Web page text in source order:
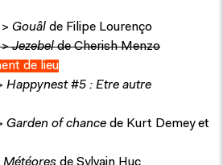
Gouâl de Filipe Lourenço
>Jezebelde Cherish Menzo
de lieu
Happynest #5 : Etre autre
Garden of chance de Kurt Demey et